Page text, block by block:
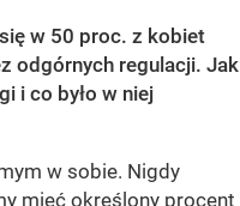
w 50 proc. z kobiet
odgórnych regulacji. Jak
i co było w niej
w sobie. Nigdy
mieć określony procent